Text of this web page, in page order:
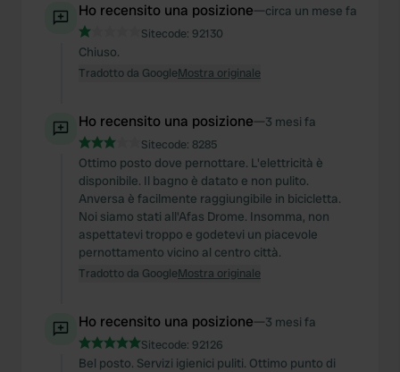
Ho recensito una posizione—circa un mese fa
Sitecode: 92130
Chiuso.
Tradotto da GoogleMostra originale
Ho recensito una posizione—3 mesi fa
Sitecode: 8285
Ottimo posto dove pernottare. L'elettricità è
disponibile. Il bagno è datato e non pulito.
Anversa è facilmente raggiungibile in bicicletta.
Noi siamo stati all'Afas Drome. Insomma, non
aspettatevi troppo e godetevi un piacevole
pernottamento vicino al centro città.
Tradotto da GoogleMostra originale
Ho recensito una posizione—3 mesi fa
Sitecode: 92126
Bel posto. Servizi igienici puliti. Ottimo punto di